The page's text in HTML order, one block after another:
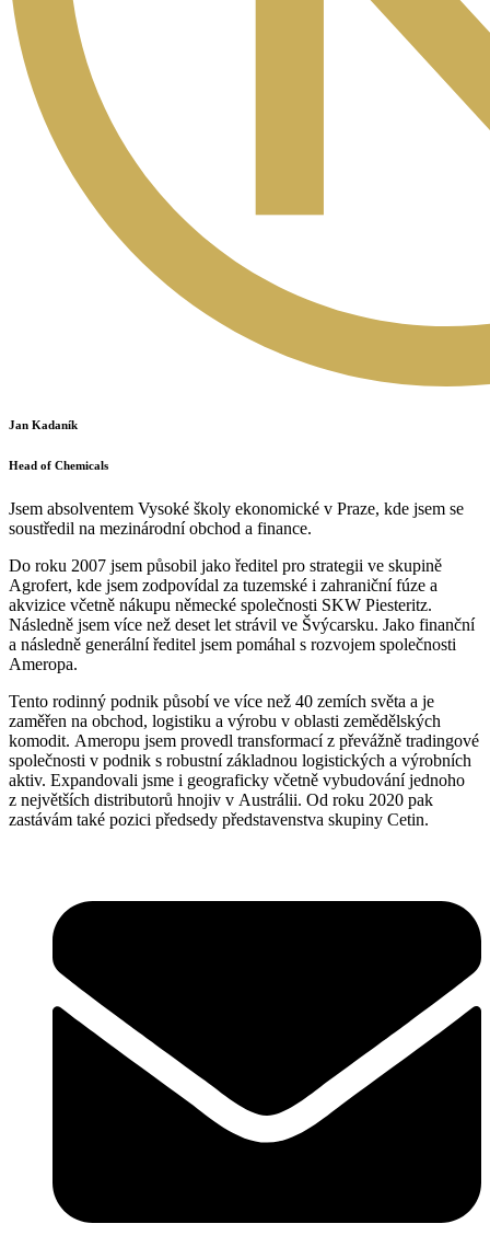
Jan Kadaník
Head of Chemicals
Jsem absolventem Vysoké školy ekonomické v Praze, kde jsem se
soustředil na mezinárodní obchod a finance.
Do roku 2007 jsem působil jako ředitel pro strategii ve skupině
Agrofert, kde jsem zodpovídal za tuzemské i zahraniční fúze a
akvizice včetně nákupu německé společnosti SKW Piesteritz.
Následně jsem více než deset let strávil ve Švýcarsku. Jako finanční
a následně generální ředitel jsem pomáhal s rozvojem společnosti
Ameropa.
Tento rodinný podnik působí ve více než 40 zemích světa a je
zaměřen na obchod, logistiku a výrobu v oblasti zemědělských
komodit. Ameropu jsem provedl transformací z převážně tradingové
společnosti v podnik s robustní základnou logistických a výrobních
aktiv. Expandovali jsme i geograficky včetně vybudování jednoho
z největších distributorů hnojiv v Austrálii. Od roku 2020 pak
zastávám také pozici předsedy představenstva skupiny Cetin.